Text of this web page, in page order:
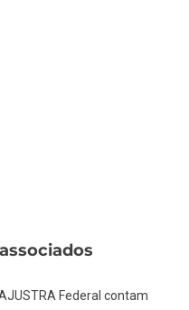
Federal contam